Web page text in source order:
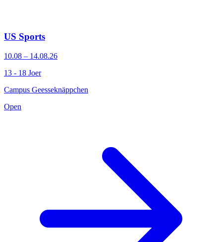
US Sports
10.08 – 14.08.26
13 - 18 Joer
Campus Geesseknäppchen
Open